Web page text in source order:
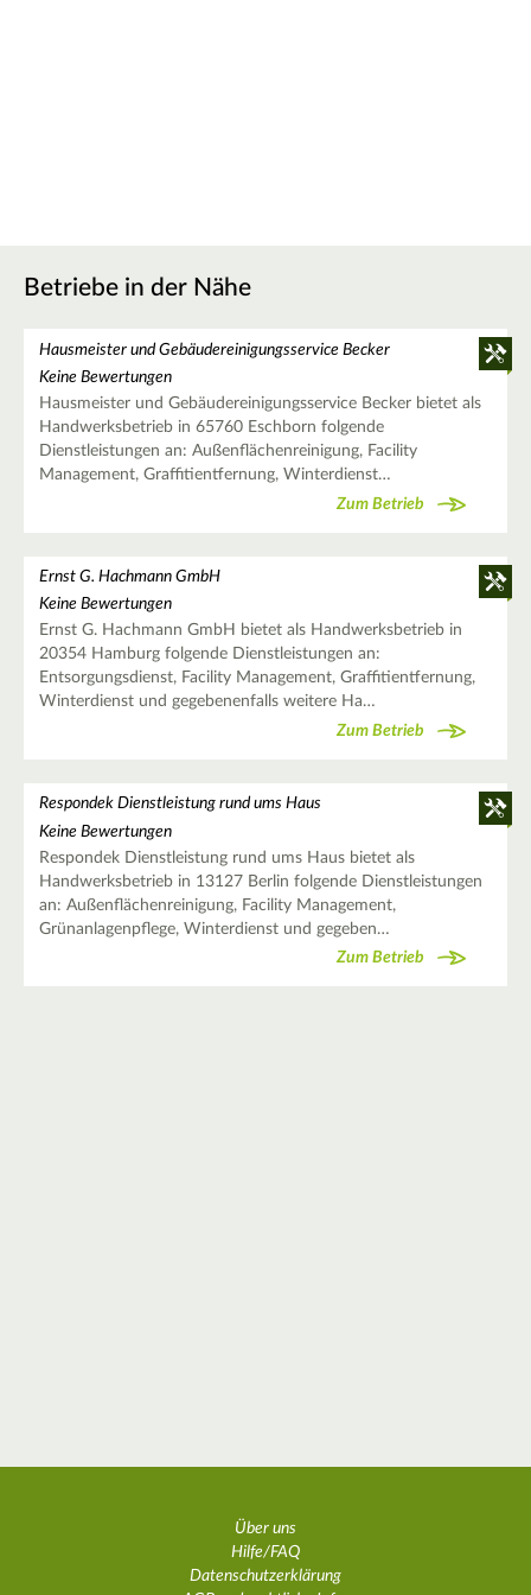
Betriebe in der Nähe
Hausmeister und Gebäudereinigungsservice Becker
Keine Bewertungen
Hausmeister und Gebäudereinigungsservice Becker bietet als
Handwerksbetrieb in 65760 Eschborn folgende
Dienstleistungen an: Außenflächenreinigung, Facility
Management, Graffitientfernung, Winterdienst…
Zum Betrieb
Ernst G. Hachmann GmbH
Keine Bewertungen
Ernst G. Hachmann GmbH bietet als Handwerksbetrieb in
20354 Hamburg folgende Dienstleistungen an:
Entsorgungsdienst, Facility Management, Graffitientfernung,
Winterdienst und gegebenenfalls weitere Ha…
Zum Betrieb
Respondek Dienstleistung rund ums Haus
Keine Bewertungen
Respondek Dienstleistung rund ums Haus bietet als
Handwerksbetrieb in 13127 Berlin folgende Dienstleistungen
an: Außenflächenreinigung, Facility Management,
Grünanlagenpflege, Winterdienst und gegeben…
Zum Betrieb
Über uns
Hilfe/FAQ
Datenschutzerklärung